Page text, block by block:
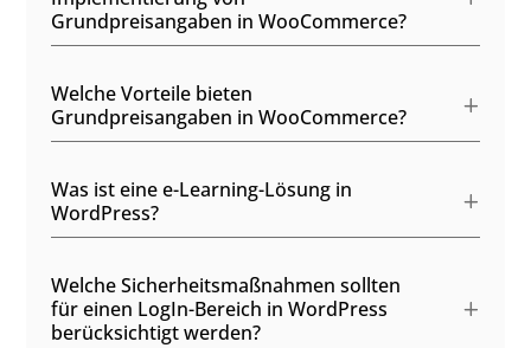
Grundpreisangaben in WooCommerce?
Welche Vorteile bieten
Grundpreisangaben in WooCommerce?
Was ist eine e-Learning-Lösung in
WordPress?
Welche Sicherheitsmaßnahmen sollten
für einen LogIn-Bereich in WordPress
berücksichtigt werden?